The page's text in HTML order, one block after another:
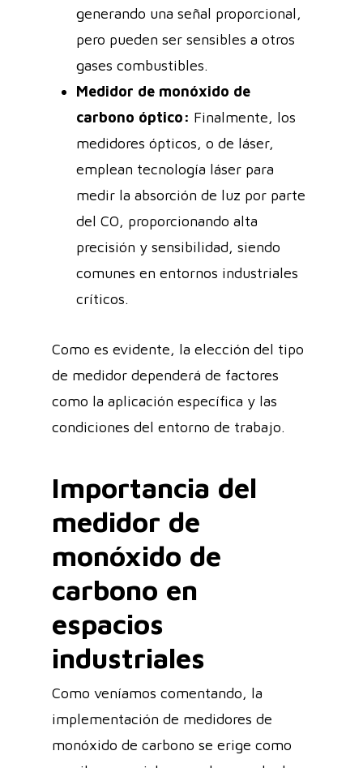
generando una señal proporcional,
pero pueden ser sensibles a otros
gases combustibles.
Medidor de monóxido de
carbono óptico: Finalmente, los
medidores ópticos, o de láser,
emplean tecnología láser para
medir la absorción de luz por parte
del CO, proporcionando alta
precisión y sensibilidad, siendo
comunes en entornos industriales
críticos.
Como es evidente, la elección del tipo
de medidor dependerá de factores
como la aplicación específica y las
condiciones del entorno de trabajo.
Importancia del
medidor de
monóxido de
carbono en
espacios
industriales
Como veníamos comentando, la
implementación de medidores de
monóxido de carbono se erige como